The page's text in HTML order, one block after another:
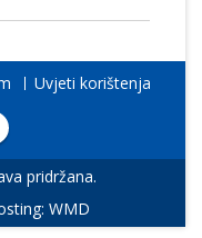
Uvjeti korištenja
pridržana.
WMD